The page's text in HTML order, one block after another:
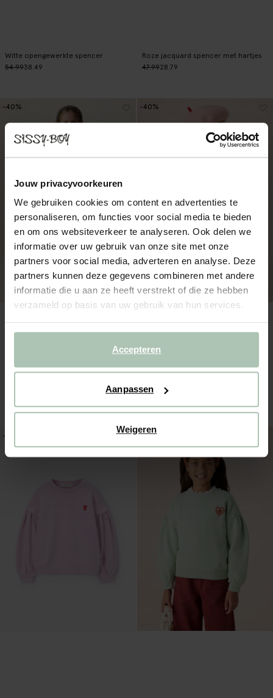
Jouw privacyvoorkeuren
We gebruiken cookies om content en advertenties te
personaliseren, om functies voor social media te bieden
en om ons websiteverkeer te analyseren. Ook delen we
informatie over uw gebruik van onze site met onze
partners voor social media, adverteren en analyse. Deze
partners kunnen deze gegevens combineren met andere
informatie die u aan ze heeft verstrekt of die ze hebben
verzameld op basis van uw gebruik van hun services.
Accepteren
Aanpassen
Weigeren
Witte opengewerkte spencer
54.9938.49
Roze jacquard spencer met hartjes
47.9928.79
-40%
59.99
35.99
-40%
-40% -40%